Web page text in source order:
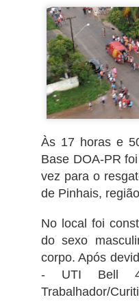
Às 17 horas e
Base DOA-PR
vez para o
de Pinhais,
No local foi
do sexo
corpo. Após
- UTI Bell
Trabalhador/
O presente artigo tem o objetivo de
terror no ar, as ações ilícitas que
segurança aérea, tripulantes,
violentas que estão contidas nesse